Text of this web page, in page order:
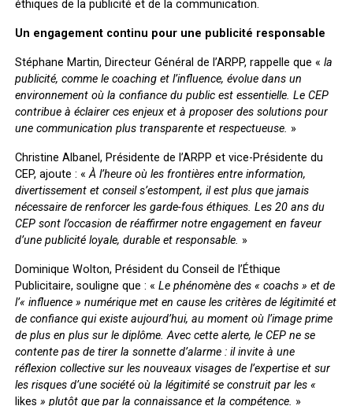
éthiques de la publicité et de la communication.
Un engagement continu pour une publicité responsable
Stéphane Martin, Directeur Général de l’ARPP, rappelle que « la
publicité, comme le coaching et l’influence, évolue dans un
environnement où la confiance du public est essentielle. Le CEP
contribue à éclairer ces enjeux et à proposer des solutions pour
une communication plus transparente et respectueuse. »
Christine Albanel, Présidente de l’ARPP et vice-Présidente du
CEP, ajoute : «À l’heure où les frontières entre information,
divertissement et conseil s’estompent, il est plus que jamais
nécessaire de renforcer les garde-fous éthiques. Les 20 ans du
CEP sont l’occasion de réaffirmer notre engagement en faveur
d’une publicité loyale, durable et responsable. »
Dominique Wolton, Président du Conseil de l’Éthique
Publicitaire, souligne que : « Le phénomène des « coachs » et de
l’« influence » numérique met en cause les critères de légitimité et
de confiance qui existe aujourd’hui, au moment où l’image prime
de plus en plus sur le diplôme. Avec cette alerte, le CEP ne se
contente pas de tirer la sonnette d’alarme : il invite à une
réflexion collective sur les nouveaux visages de l’expertise et sur
les risques d’une société où la légitimité se construit par les «
likes » plutôt que par la connaissance et la compétence. »